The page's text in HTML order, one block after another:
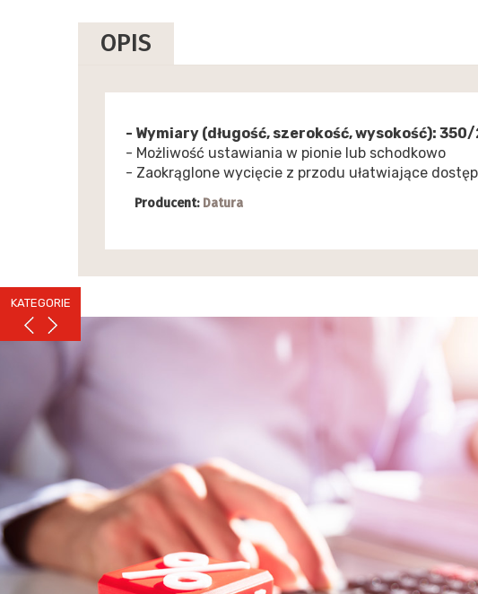
KATEGORIE
OPIS
- Wymiary (długość, szerokość, wysokość):
- Możliwość ustawiania w pionie lub schodkowo
- Zaokrąglone wycięcie z przodu ułatwiające
Producent: Datura